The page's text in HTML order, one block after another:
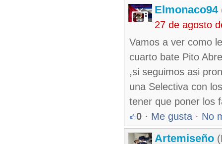
Elmonaco94
27 de agosto
Vamos a ver como
cuarto bate Pito
,si seguimos asi
una Selectiva con
tener que poner los
0 · Me gusta · No
Artemiseño